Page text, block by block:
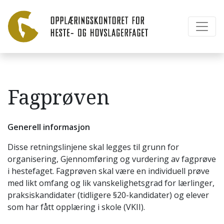
Fagprøven
Generell informasjon
Disse retningslinjene skal legges til grunn for
organisering, Gjennomføring og vurdering av fagprøve
i hestefaget. Fagprøven skal være en individuell prøve
med likt omfang og lik vanskelighetsgrad for lærlinger,
praksiskandidater (tidligere §20-kandidater) og elever
som har fått opplæring i skole (VKII).